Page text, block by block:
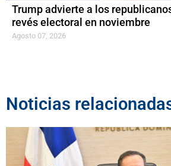
Trump advierte a los
revés electoral en noviembre
Agosto 07, 2026
Noticias